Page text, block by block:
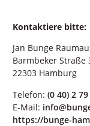
Kontaktiere bitte:
Jan Bunge
Barmbeker Straße
22303 Hamburg
Telefon: (0 40) 2
E-Mail:
https://bunge-